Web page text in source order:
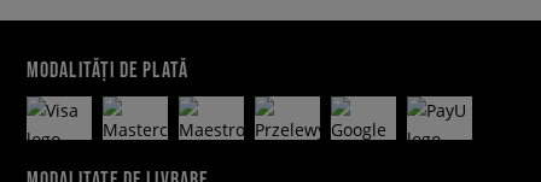
MODALITĂȚI DE PLATĂ